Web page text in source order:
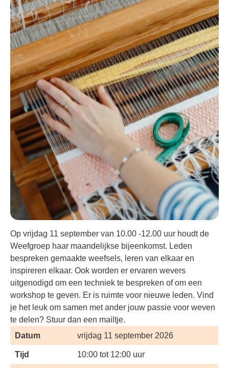
Op vrijdag 11 september van 10.00 -12.00 uur houdt de
Weefgroep haar maandelijkse bijeenkomst. Leden
bespreken gemaakte weefsels, leren van elkaar en
inspireren elkaar. Ook worden er ervaren wevers
uitgenodigd om een techniek te bespreken of om een
workshop te geven. Er is ruimte voor nieuwe leden. Vind
je het leuk om samen met ander jouw passie voor weven
te delen? Stuur dan een mailtje.
Datum
vrijdag 11 september 2026
Tijd 10:00 tot 12:00 uur